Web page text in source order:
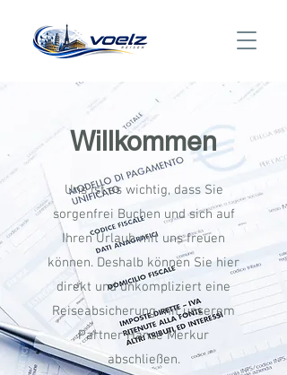
Willkommen
Uns ist es wichtig, dass Sie
sorgenfrei Buchen und sich auf
Ihren Urlaub mit uns freuen
können. Deshalb können Sie hier
direkt und unkompliziert eine
Reiseabsicherung mit unserem
Partner Hanse Merkur
abschließen.